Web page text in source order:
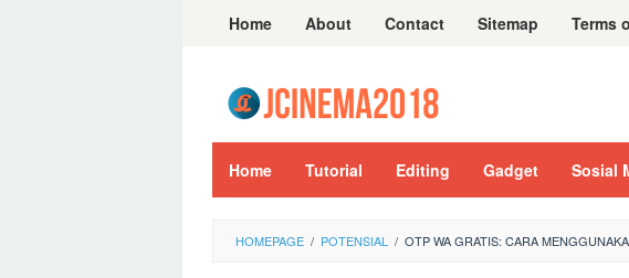
Home About Contact Sitemap Terms
Home Tutorial Editing Gadget Sosial
HOMEPAGE / POTENSIAL / OTP WA GRATIS: CARA